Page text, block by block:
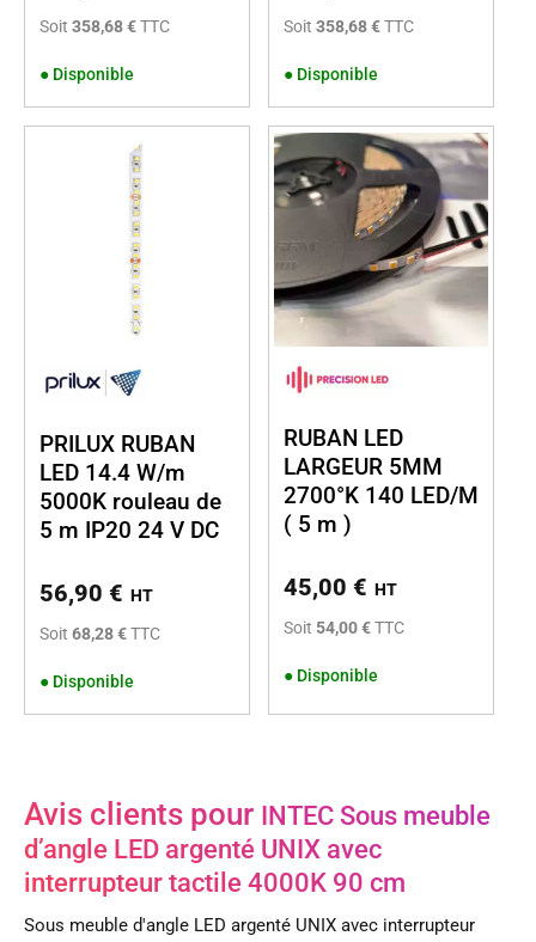
Soit 358,68 €TTC
● Disponible
Soit 358,68 €TTC
● Disponible
PRILUX RUBAN
LED 14.4 W/m
5000K rouleau de
5 m IP20 24 V DC
56,90 € HT
Soit 68,28 €TTC
● Disponible
RUBAN LED
LARGEUR 5MM
2700°K 140 LED/M
( 5 m )
45,00 € HT
Soit 54,00 €TTC
● Disponible
Avis clients pour INTEC Sous meuble
d’angle LED argenté UNIX avec
interrupteur tactile 4000K 90 cm
Sous meuble d'angle LED argenté UNIX avec interrupteur